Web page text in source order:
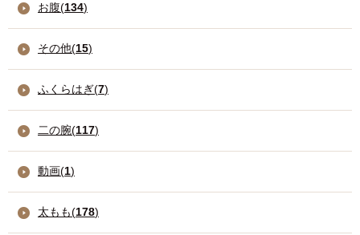
お腹(134)
その他(15)
ふくらはぎ(7)
二の腕(117)
動画(1)
太もも(178)